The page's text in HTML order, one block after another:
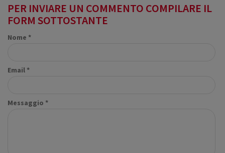
PER INVIARE UN COMMENTO COMPILARE IL
FORM SOTTOSTANTE
Nome *
Email *
Messaggio *